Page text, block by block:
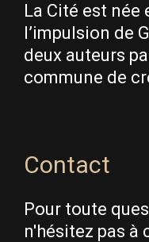
La Cité est née
l’impulsion de
deux auteurs
commune de
Contact
Pour toute
n'hésitez pas à